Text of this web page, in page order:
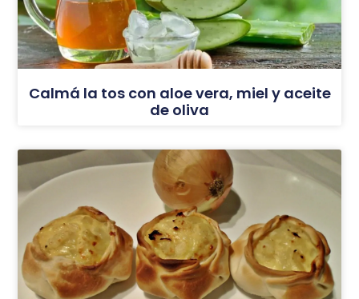
Calmá la tos con aloe vera, miel y aceite
de oliva